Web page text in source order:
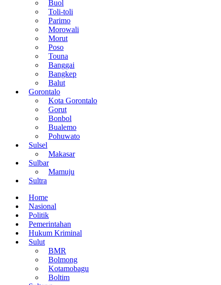
Buol
Toli-toli
Parimo
Morowali
Morut
Poso
Touna
Banggai
Bangkep
Balut
Gorontalo
Kota Gorontalo
Gorut
Bonbol
Bualemo
Pohuwato
Sulsel
Makasar
Sulbar
Mamuju
Sultra
Home
Nasional
Politik
Pemerintahan
Hukum Kriminal
Sulut
BMR
Bolmong
Kotamobagu
Boltim